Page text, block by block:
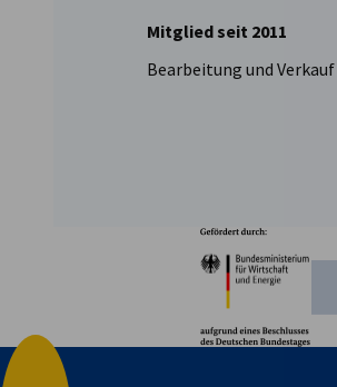
Mitglied seit 2011
Bearbeitung und